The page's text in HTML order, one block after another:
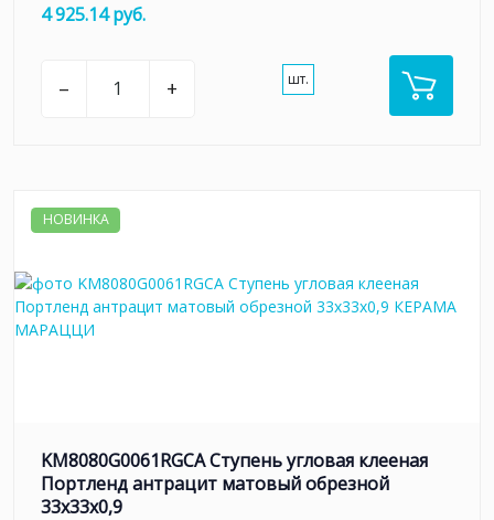
4 925.14 руб.
– + шт.
НОВИНКА
KM8080G0061RGCA Ступень угловая клееная
Портленд антрацит матовый обрезной
33x33x0,9